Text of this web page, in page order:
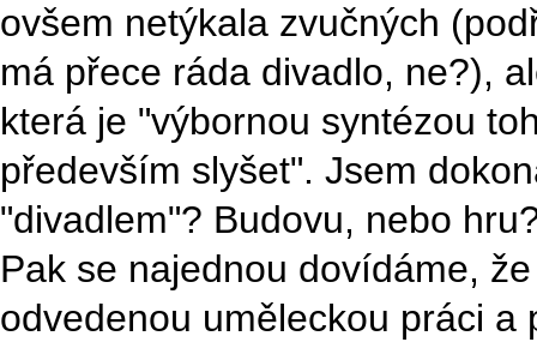
ovšem netýkala zvučných
má přece ráda divadlo, ne?),
která je "výbornou syntézou
především slyšet". Jsem
"divadlem"? Budovu, nebo
Pak se najednou dovídáme,
odvedenou uměleckou práci